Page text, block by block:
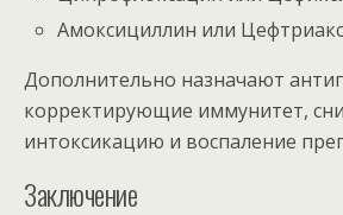
Амоксициллин или
Дополнительно назначают
корректирующие иммунитет,
интоксикацию и воспаление
Заключение